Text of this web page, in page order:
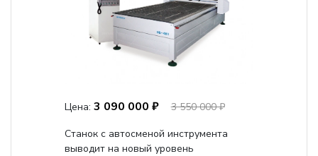
Цена: 3 090 000 ₽
3 550 000 ₽
Станок с автосменой инструмента
выводит на новый уровень